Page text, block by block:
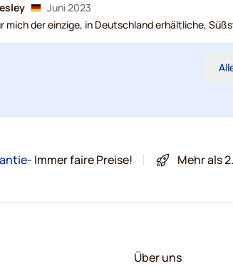
Juni 2023
mich der einzige, in Deutschland erhältliche,
- Immer faire Preise! Mehr als
Über uns